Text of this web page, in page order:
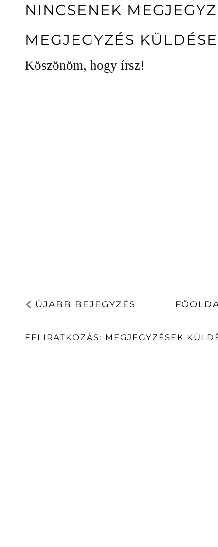
NINCSENEK
MEGJEGYZÉS KÜLDÉSE
Köszönöm, hogy írsz!
ÚJABB BEJEGYZÉS
FELIRATKOZÁS: MEGJEGYZÉSEK